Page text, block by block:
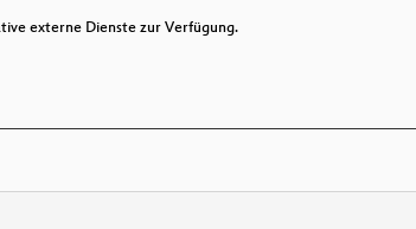
externe Dienste zur Verfügung.